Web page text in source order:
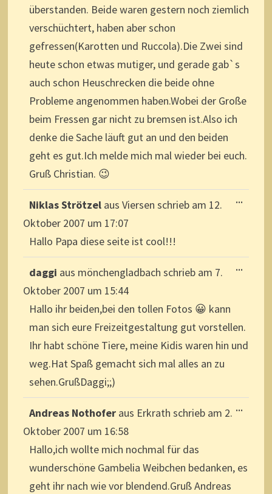
überstanden. Beide waren gestern noch ziemlich
verschüchtert, haben aber schon
gefressen(Karotten und Ruccola).Die Zwei sind
heute schon etwas mutiger, und gerade gab`s
auch schon Heuschrecken die beide ohne
Probleme angenommen haben.Wobei der Große
beim Fressen gar nicht zu bremsen ist.Also ich
denke die Sache läuft gut an und den beiden
geht es gut.Ich melde mich mal wieder bei euch.
Gruß Christian. 😉
Niklas Strötzel aus Viersen schrieb am 12.
Oktober 2007 um 17:07
Hallo Papa diese seite ist cool!!!
...
daggi aus mönchengladbach schrieb am 7.
Oktober 2007 um 15:44
Hallo ihr beiden,bei den tollen Fotos 😀 kann
man sich eure Freizeitgestaltung gut vorstellen.
Ihr habt schöne Tiere, meine Kidis waren hin und
weg.Hat Spaß gemacht sich mal alles an zu
sehen.GrußDaggi;;)
...
Andreas Nothofer aus Erkrath schrieb am 2.
Oktober 2007 um 16:58
Hallo,ich wollte mich nochmal für das
wunderschöne Gambelia Weibchen bedanken, es
geht ihr nach wie vor blendend.Gruß Andreas
...